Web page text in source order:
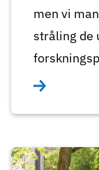
men vi
stråling de